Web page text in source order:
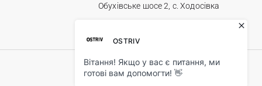
Обухівське шосе 2, с. Ходосівка